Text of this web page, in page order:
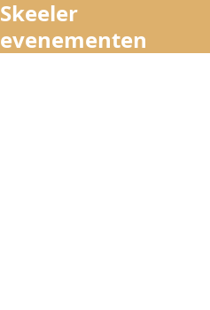
Skeeler
evenementen